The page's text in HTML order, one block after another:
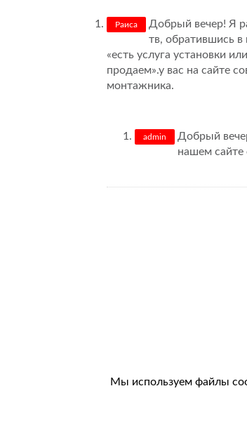
Раиса
Добрый вечер! Я
тв, обратившись
«есть услуга установки
продаем».у вас на сайте
монтажника.
admin
Добрый
нашем сайте